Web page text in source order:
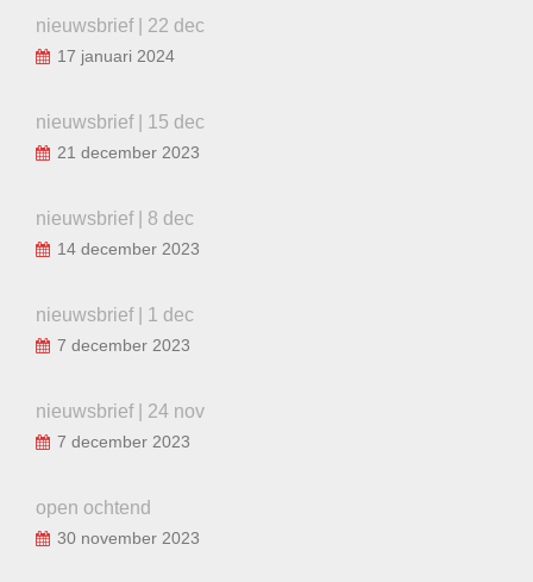
nieuwsbrief | 22 dec
17 januari 2024
nieuwsbrief | 15 dec
21 december 2023
nieuwsbrief | 8 dec
14 december 2023
nieuwsbrief | 1 dec
7 december 2023
nieuwsbrief | 24 nov
7 december 2023
open ochtend
30 november 2023